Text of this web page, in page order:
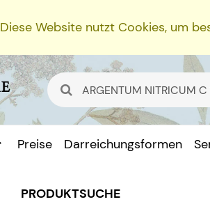
Diese Website nutzt Cookies, um
Preise Darreichungsformen
PRODUKTSUCHE